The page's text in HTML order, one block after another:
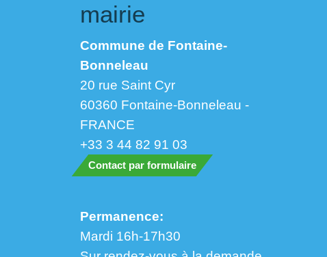
mairie
Commune de Fontaine-
Bonneleau
20 rue Saint Cyr
60360 Fontaine-Bonneleau -
FRANCE
+33 3 44 82 91 03
Contact par formulaire
Permanence:
Mardi 16h-17h30